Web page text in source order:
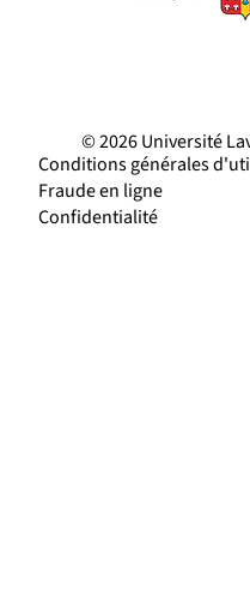
© 2026 Université
Conditions générales
Fraude en ligne
Confidentialité